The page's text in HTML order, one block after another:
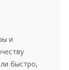
и
быстро,